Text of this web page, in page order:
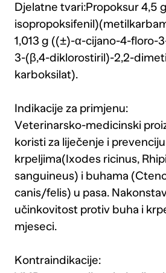
Djelatne tvari:Propoksur 4,5
1,013 g ((±)-α-cijano-4-floro-
3-(β,4-diklorostiril)-2,2-
karboksilat).
Indikacije za primjenu:
Veterinarsko-medicinski
koristi za liječenje i
krpeljima(Ixodes ricinus,
sanguineus) i buhama
canis/felis) u pasa.
učinkovitost protiv buha i
mjeseci.
Kontraindikacije: